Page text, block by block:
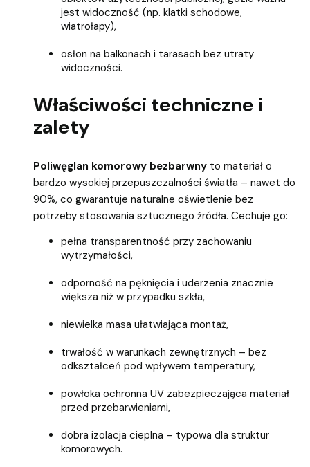
jest widoczność (np. klatki schodowe,
wiatrołapy),
osłon na balkonach i tarasach bez utraty
widoczności.
Właściwości techniczne i
zalety
Poliwęglan komorowy bezbarwny to materiał o
bardzo wysokiej przepuszczalności światła – nawet do
90%, co gwarantuje naturalne oświetlenie bez
potrzeby stosowania sztucznego źródła. Cechuje go:
pełna transparentność przy zachowaniu
wytrzymałości,
odporność na pęknięcia i uderzenia znacznie
większa niż w przypadku szkła,
niewielka masa ułatwiająca montaż,
trwałość w warunkach zewnętrznych – bez
odkształceń pod wpływem temperatury,
powłoka ochronna UV zabezpieczająca materiał
przed przebarwieniami,
dobra izolacja cieplna – typowa dla struktur
komorowych.